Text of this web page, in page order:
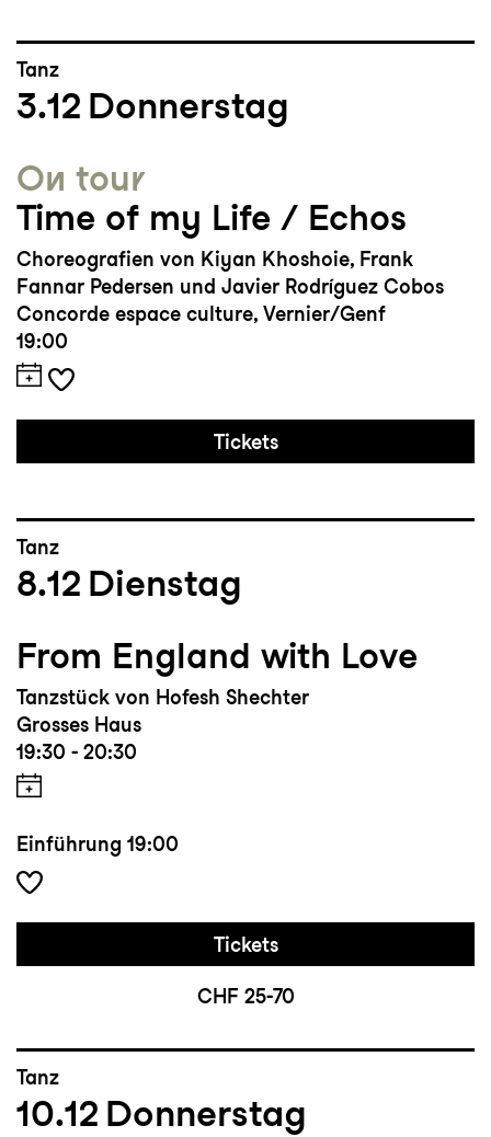
Tanz
3.12 Donnerstag
On tour
Time of my Life / Echos
Choreografien von Kiyan Khoshoie, Frank
Fannar Pedersen und Javier Rodríguez Cobos
Concorde espace culture, Vernier/Genf
19:00
Tickets
Tanz
8.12 Dienstag
From England with Love
Tanzstück von Hofesh Shechter
Grosses Haus
19:30 - 20:30
Einführung 19:00
Tickets
CHF 25-70
Tanz
10.12 Donnerstag